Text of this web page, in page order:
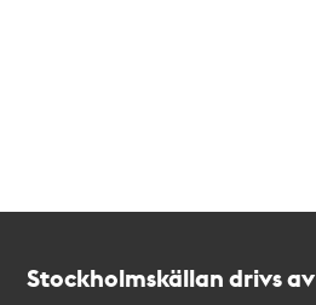
Stockholmskällan drivs av